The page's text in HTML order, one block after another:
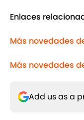
Enlaces
Más novedades
Más novedades
Add us as a